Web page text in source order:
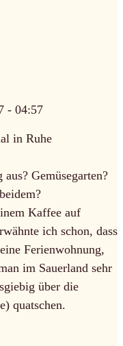
- 04:57
in Ruhe
Gemüsegarten?
Kaffee auf
ich schon, dass
Ferienwohnung,
im Sauerland sehr
über die
quatschen.